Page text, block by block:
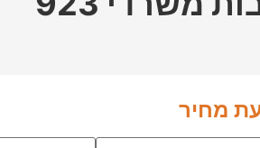
מחיר